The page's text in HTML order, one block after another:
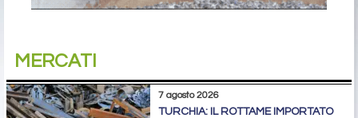
MERCATI
7 agosto 2026
TURCHIA: IL ROTTAME IMPORTATO